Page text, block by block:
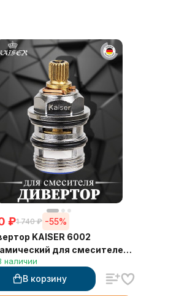
₽1 740 ₽ -55%
KAISER 6002
для смесителей
55022/00022
наличии
В корзину